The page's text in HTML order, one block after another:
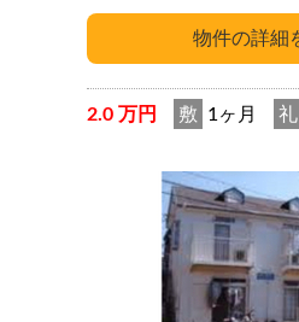
2.0 万円 敷 1ヶ月 礼